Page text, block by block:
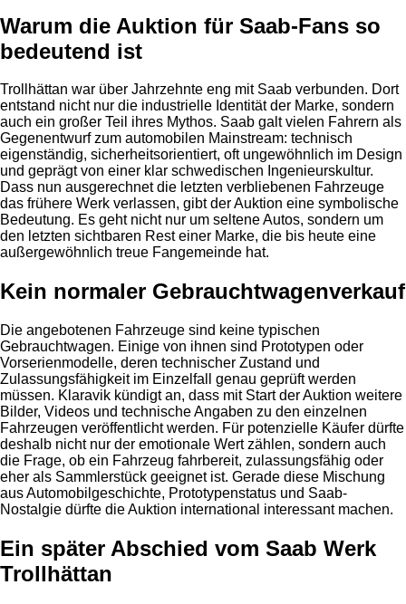
Warum die Auktion für Saab-Fans so
bedeutend ist
Trollhättan war über Jahrzehnte eng mit Saab verbunden. Dort
entstand nicht nur die industrielle Identität der Marke, sondern
auch ein großer Teil ihres Mythos. Saab galt vielen Fahrern als
Gegenentwurf zum automobilen Mainstream: technisch
eigenständig, sicherheitsorientiert, oft ungewöhnlich im Design
und geprägt von einer klar schwedischen Ingenieurskultur.
Dass nun ausgerechnet die letzten verbliebenen Fahrzeuge
das frühere Werk verlassen, gibt der Auktion eine symbolische
Bedeutung. Es geht nicht nur um seltene Autos, sondern um
den letzten sichtbaren Rest einer Marke, die bis heute eine
außergewöhnlich treue Fangemeinde hat.
Kein normaler Gebrauchtwagenverkauf
Die angebotenen Fahrzeuge sind keine typischen
Gebrauchtwagen. Einige von ihnen sind Prototypen oder
Vorserienmodelle, deren technischer Zustand und
Zulassungsfähigkeit im Einzelfall genau geprüft werden
müssen. Klaravik kündigt an, dass mit Start der Auktion weitere
Bilder, Videos und technische Angaben zu den einzelnen
Fahrzeugen veröffentlicht werden. Für potenzielle Käufer dürfte
deshalb nicht nur der emotionale Wert zählen, sondern auch
die Frage, ob ein Fahrzeug fahrbereit, zulassungsfähig oder
eher als Sammlerstück geeignet ist. Gerade diese Mischung
aus Automobilgeschichte, Prototypenstatus und Saab-
Nostalgie dürfte die Auktion international interessant machen.
Ein später Abschied vom Saab Werk
Trollhättan